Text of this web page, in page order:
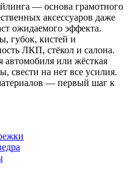
— основа грамотного
аксессуаров даже
ожидаемого эффекта.
губок, кистей и
ЛКП, стёкол и салона.
или жёсткая
свести на нет все усилия.
— первый шаг к